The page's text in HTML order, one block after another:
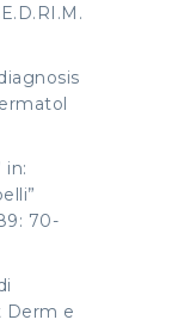
in:
70-
Derm e